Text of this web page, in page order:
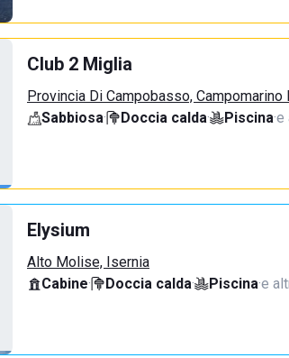
Club 2 Miglia
Provincia Di Campobasso, Campomarino
Sabbiosa· Doccia calda· Piscina·e
Elysium
Alto Molise, Isernia
Cabine· Doccia calda· Piscina·e